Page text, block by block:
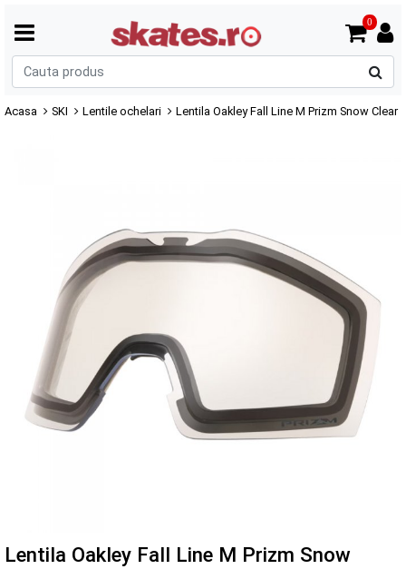
0
Acasa SKI Lentile ochelari Lentila Oakley Fall Line M Prizm Snow Clear
Lentila Oakley Fall Line M Prizm Snow